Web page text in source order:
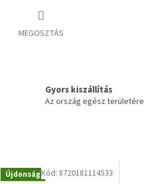
MEGOSZTÁS
Gyors kiszállítás
Az ország egész területére
ÚjdonságKód: 8720181114533